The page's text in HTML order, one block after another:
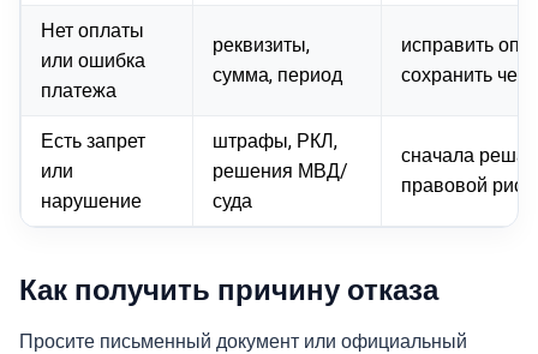
Нет оплаты
или ошибка
платежа
реквизиты,
сумма, период
исправить
сохранить чек
Есть запрет
или
нарушение
штрафы, РКЛ,
решения МВД/
суда
сначала
правовой риск
Как получить причину отказа
Просите письменный документ или официальный